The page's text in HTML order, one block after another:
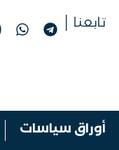
تابعنا │
أوراق سياسات